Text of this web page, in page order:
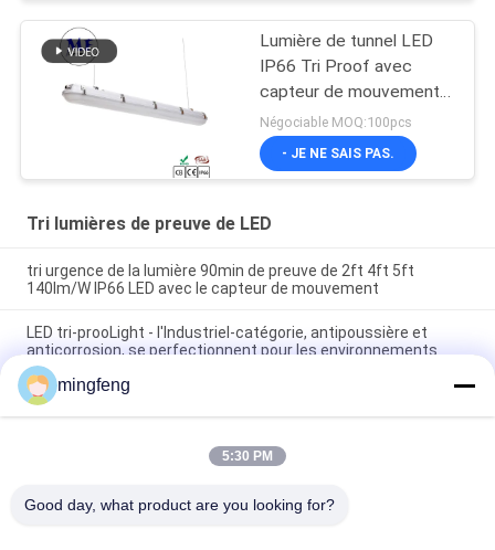
Lumière de tunnel LED
IP66 Tri Proof avec
capteur de mouvement
et support d'urgence
Négociable MOQ:100pcs
- JE NE SAIS PAS.
Tri lumières de preuve de LED
tri urgence de la lumière 90min de preuve de 2ft 4ft 5ft
140lm/W IP66 LED avec le capteur de mouvement
LED tri-prooLight - l'Industriel-catégorie, antipoussière et
anticorrosion, se perfectionnent pour les environnements
durs
Lumière à l'épreuve tri d'IP65 LED avec le capteur de
Catégories populaires
mingfeng
5:30 PM
Good day, what product are you looking for?